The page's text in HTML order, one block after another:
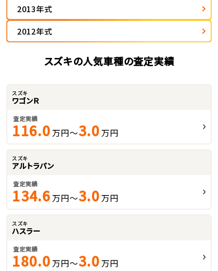
2013年式
2012年式
スズキの人気車種の査定実績
スズキ
ワゴンＲ
査定実績
116.0 万円～3.0 万円
スズキ
アルトラパン
査定実績
134.6 万円～3.0 万円
スズキ
ハスラー
査定実績
180.0 万円～3.0 万円